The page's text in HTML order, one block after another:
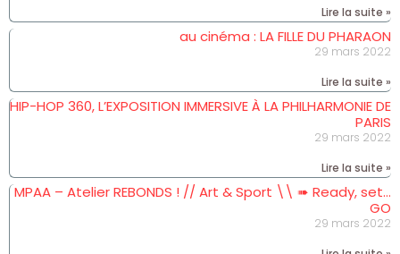
Lire la suite »
au cinéma : LA FILLE DU PHARAON
29 mars 2022
Lire la suite »
HIP-HOP 360, L’EXPOSITION IMMERSIVE À LA PHILHARMONIE DE
PARIS
29 mars 2022
Lire la suite »
MPAA – Atelier REBONDS ! // Art & Sport \\ ➠ Ready, set…
GO
29 mars 2022